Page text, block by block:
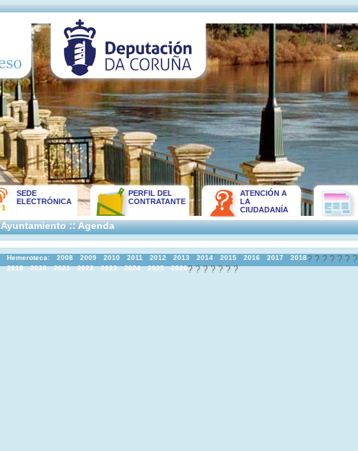
SEDE
ELECTRÓNICA
PERFIL DEL
CONTRATANTE
ATENCIÓN A
LA
CIUDADANÍA
Ayuntamiento :: Agenda
Hemeroteca: 2008 ?
2009 ?
2010 ?
2011 ?
2012 ?
2013 ?
2014 ?
2015 2016 2017 2018
2019 ?
2020 ?
2021 ?
2022 ?
2023 ?
2024 ?
2025 ?
2026